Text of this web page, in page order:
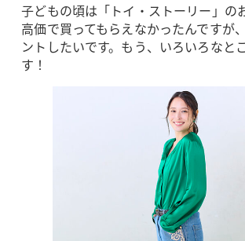
子どもの頃は「トイ・ストーリー」の
高価で買ってもらえなかったんですが
ントしたいです。もう、いろいろなと
す！